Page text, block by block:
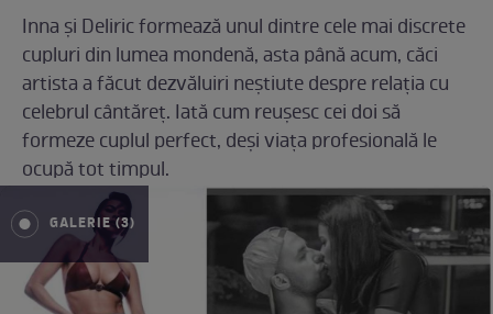
Inna și Deliric formează unul dintre cele mai discrete
cupluri din lumea mondenă, asta până acum, căci
artista a făcut dezvăluiri neștiute despre relația cu
celebrul cântăreț. Iată cum reușesc cei doi să
formeze cuplul perfect, deși viața profesională le
ocupă tot timpul.
GALERIE (3)